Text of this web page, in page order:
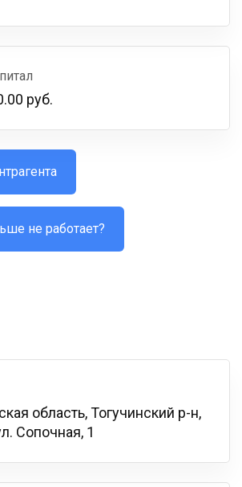
руб.
не работает?
область, Тогучинский р-н,
Сопочная, 1